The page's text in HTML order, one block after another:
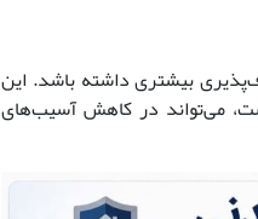
بیشتری داشته باشد. این
می‌تواند در کاهش آسیب‌های